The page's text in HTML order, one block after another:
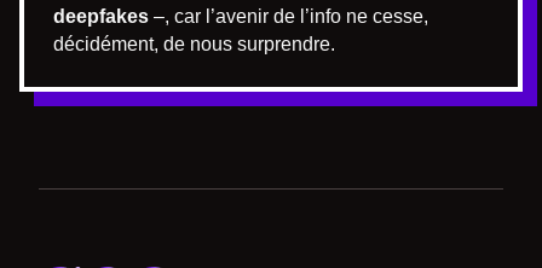
deepfakes –, car l’avenir de l’info ne cesse,
décidément, de nous surprendre.